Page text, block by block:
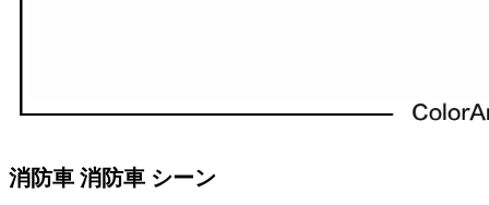
消防車 消防車 シーン